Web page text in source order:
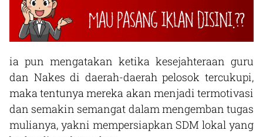
ia pun mengatakan ketika kesejahteraan guru
dan Nakes di daerah-daerah pelosok tercukupi,
maka tentunya mereka akan menjadi termotivasi
dan semakin semangat dalam mengemban tugas
mulianya, yakni mempersiapkan SDM lokal yang